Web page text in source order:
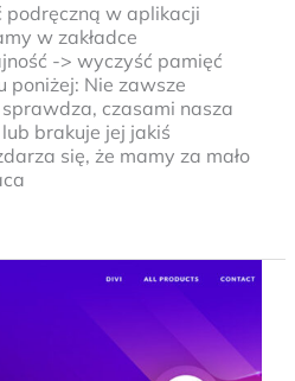
podręczną w aplikacji
w zakładce
-> wyczyść pamięć
poniżej: Nie zawsze
czasami nasza
brakuje jej jakiś
się, że mamy za mało